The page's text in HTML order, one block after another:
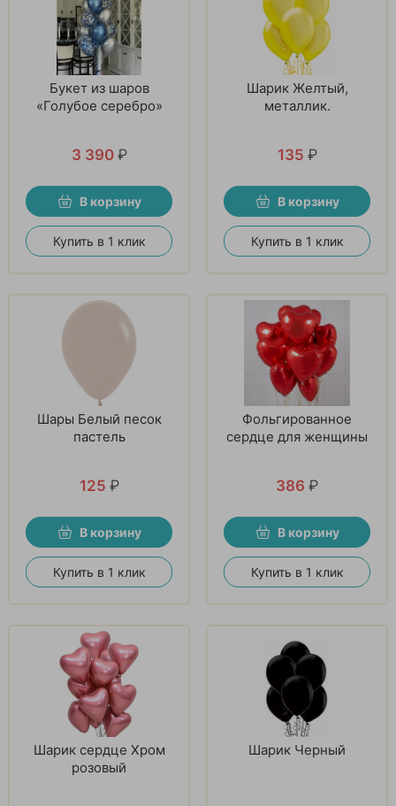
Букет из шаров
«Голубое серебро»
3 390 ₽
В корзину
Купить в 1 клик
Шарик Желтый,
металлик.
135 ₽
В корзину
Купить в 1 клик
Шары Белый песок
пастель
125 ₽
В корзину
Купить в 1 клик
Фольгированное
сердце для женщины
386 ₽
В корзину
Купить в 1 клик
Шарик сердце Хром
розовый
Шарик Черный